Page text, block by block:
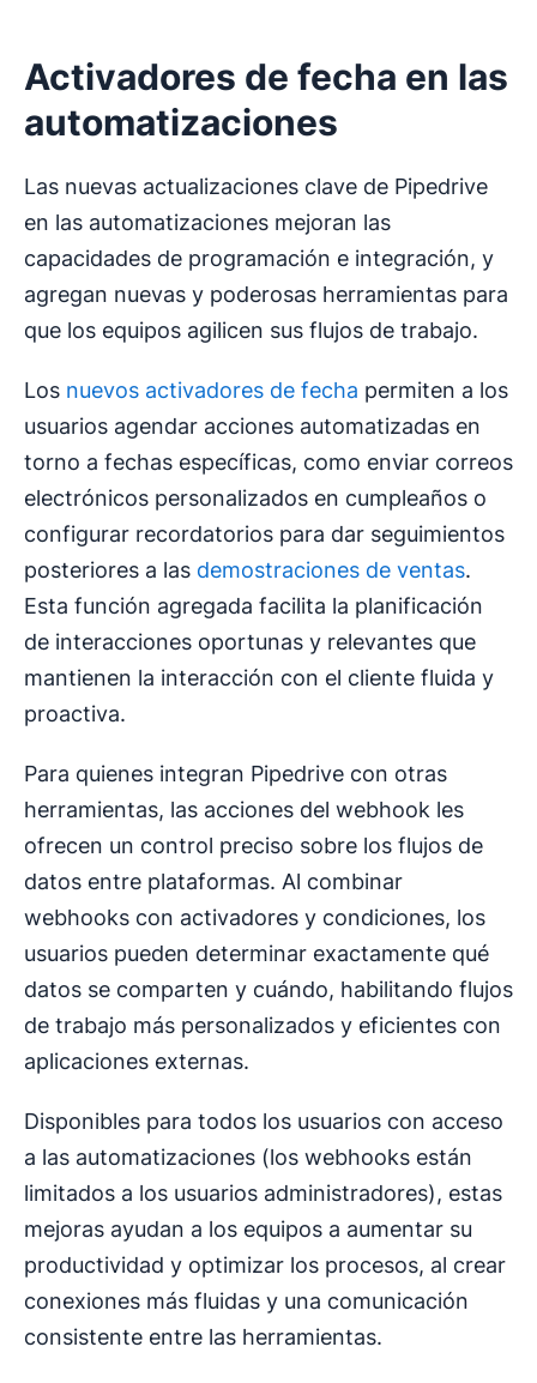
Activadores de fecha en las
automatizaciones
Las nuevas actualizaciones clave de Pipedrive
en las automatizaciones mejoran las
capacidades de programación e integración, y
agregan nuevas y poderosas herramientas para
que los equipos agilicen sus flujos de trabajo.
Los nuevos activadores de fecha permiten a los
usuarios agendar acciones automatizadas en
torno a fechas específicas, como enviar correos
electrónicos personalizados en cumpleaños o
configurar recordatorios para dar seguimientos
posteriores a las demostraciones de ventas.
Esta función agregada facilita la planificación
de interacciones oportunas y relevantes que
mantienen la interacción con el cliente fluida y
proactiva.
Para quienes integran Pipedrive con otras
herramientas, las acciones del webhook les
ofrecen un control preciso sobre los flujos de
datos entre plataformas. Al combinar
webhooks con activadores y condiciones, los
usuarios pueden determinar exactamente qué
datos se comparten y cuándo, habilitando flujos
de trabajo más personalizados y eficientes con
aplicaciones externas.
Disponibles para todos los usuarios con acceso
a las automatizaciones (los webhooks están
limitados a los usuarios administradores), estas
mejoras ayudan a los equipos a aumentar su
productividad y optimizar los procesos, al crear
conexiones más fluidas y una comunicación
consistente entre las herramientas.